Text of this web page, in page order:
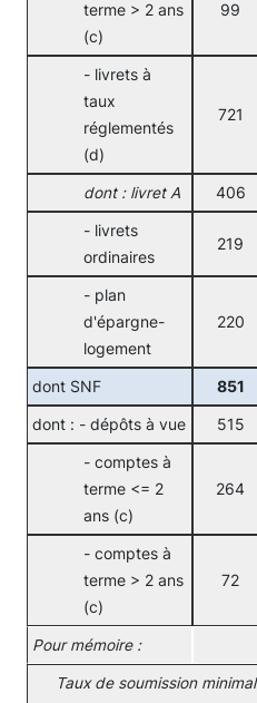
terme > 2 ans
(c)
99
- livrets à
taux
réglementés
(d)
721
dont : livret A 406
- livrets
ordinaires
219
- plan
d'épargne-
logement
220
dont SNF 851
dont : - dépôts à vue 515
- comptes à
terme <= 2
ans (c)
264
- comptes à
terme > 2 ans
(c)
72
Pour mémoire :
Taux de soumission minimal